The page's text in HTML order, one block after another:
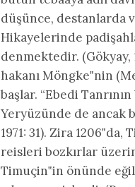
düşünce, destanlarda
Hikayelerinde
denmektedir. (Gökyay,
hakanı Möngke‟nin
başlar. “Ebedi
Yeryüzünde de ancak
1971: 31). Zira
reisleri bozkırlar
Timuçin‟in önünde